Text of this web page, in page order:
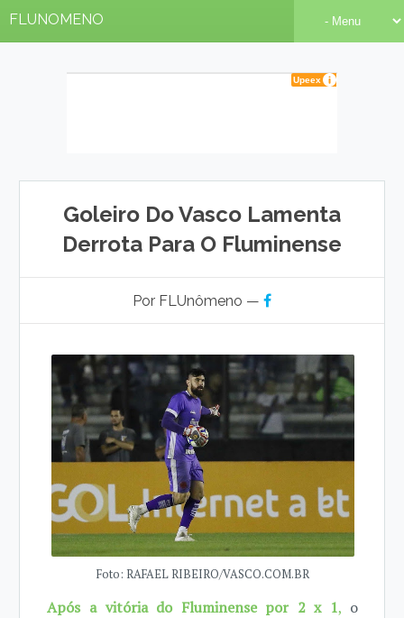
FLUNOMENO
Goleiro Do Vasco Lamenta
Derrota Para O Fluminense
Por FLUnômeno —
Foto: RAFAEL RIBEIRO/VASCO.COM.BR
Após a vitória do Fluminense por 2 x 1, o